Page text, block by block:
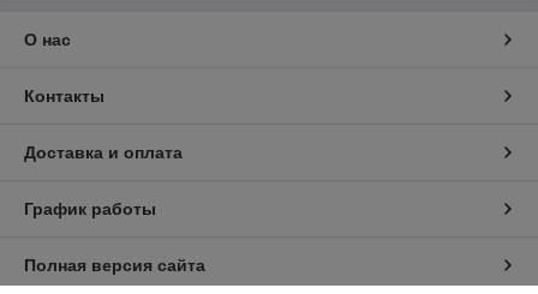
О нас
Контакты
Доставка и оплата
График работы
Полная версия сайта